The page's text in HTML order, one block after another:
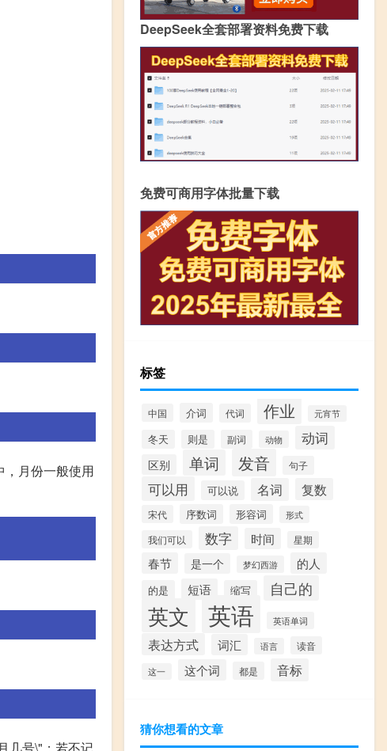
月份一般使用
几号\"；若不记
DeepSeek全套部署资料免费下载
免费可商用字体批量下载
标签
中国 介词 代词 作业 元宵节
冬天 则是 副词 动物 动词
区别 单词 发音 句子
可以用 可以说 名词 复数
宋代 序数词 形容词 形式
我们可以 数字 时间 星期
春节 是一个 梦幻西游 的人
的是 短语 缩写 自己的
英文 英语 英语单词
表达方式 词汇 语言 读音
这一 这个词 都是 音标
猜你想看的文章